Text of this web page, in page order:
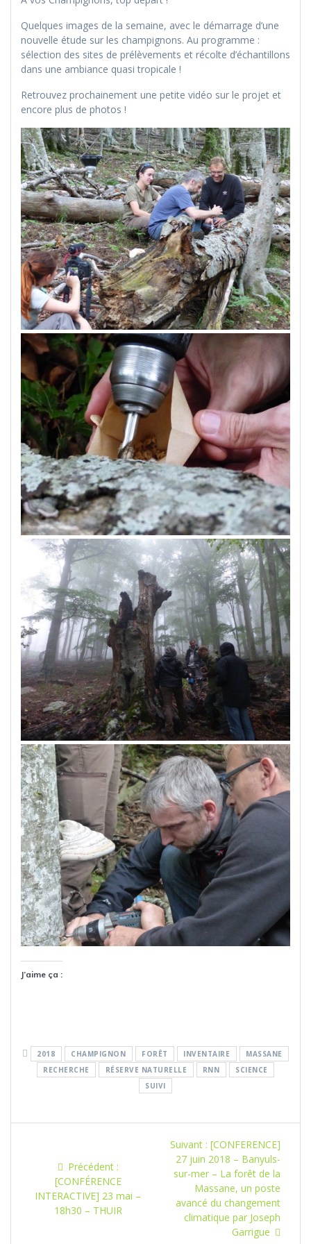
Quelques images de la semaine, avec le démarrage d’une
nouvelle étude sur les champignons. Au programme :
sélection des sites de prélèvements et récolte d’échantillons
dans une ambiance quasi tropicale !
Retrouvez prochainement une petite vidéo sur le projet et
encore plus de photos !
J’aime ça :
2018 CHAMPIGNON FORÊT INVENTAIRE
MASSANE
RECHERCHE
RÉSERVE NATURELLE RNN
SCIENCE
SUIVI
l’article
Précédent :Article
précédent
:
[CONFÉRENCE
INTERACTIVE] 23 mai –
18h30 – THUIR
Suivant : Article
suivant
[CONFERENCE]
27 juin 2018 – Banyuls-
sur-mer – La forêt de la
Massane, un poste
avancé du changement
climatique par Joseph
Garrigue